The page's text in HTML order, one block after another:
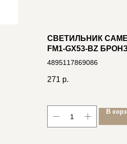
СВЕТИЛЬНИК
FM1-GX53-BZ
ВСТР-МЫЙ ПОД
ЦОКОЛЕМ GX53
4895117869086
271 р.
В